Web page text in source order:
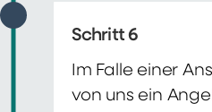
Schritt 6
Im Falle einer
von uns ein